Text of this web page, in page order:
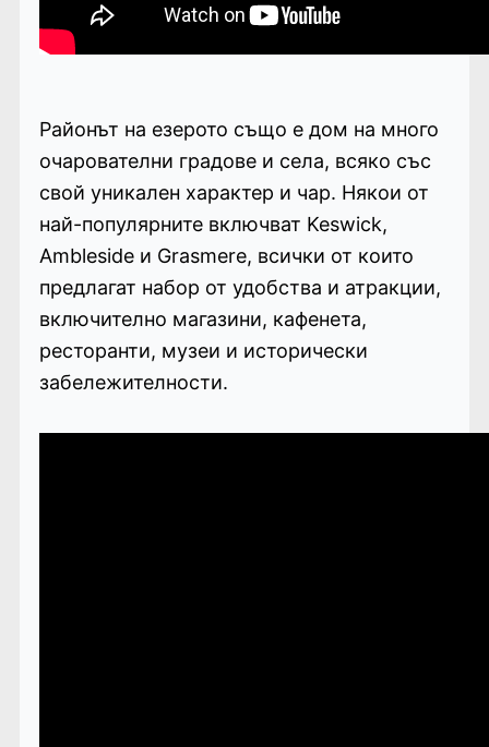
Районът на езерото също е дом на много
очарователни градове и села, всяко със
свой уникален характер и чар. Някои от
най-популярните включват Keswick,
Ambleside и Grasmere, всички от които
предлагат набор от удобства и атракции,
включително магазини, кафенета,
ресторанти, музеи и исторически
забележителности.